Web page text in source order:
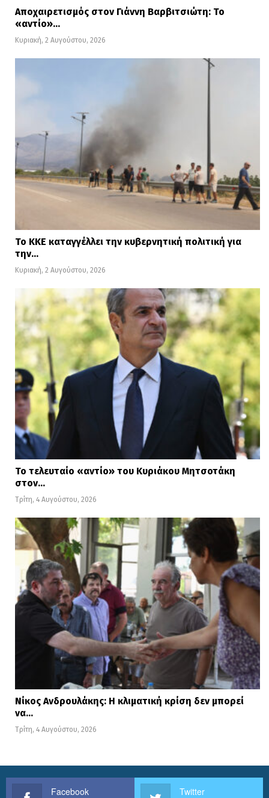
Αποχαιρετισμός στον Γιάννη Βαρβιτσιώτη: Το
«αντίο»…
Κυριακή, 2 Αυγούστου, 2026
Το ΚΚΕ καταγγέλλει την κυβερνητική πολιτική για
την…
Κυριακή, 2 Αυγούστου, 2026
Το τελευταίο «αντίο» του Κυριάκου Μητσοτάκη
στον…
Τρίτη, 4 Αυγούστου, 2026
Νίκος Ανδρουλάκης: Η κλιματική κρίση δεν μπορεί
να…
Τρίτη, 4 Αυγούστου, 2026
Facebook Twitter